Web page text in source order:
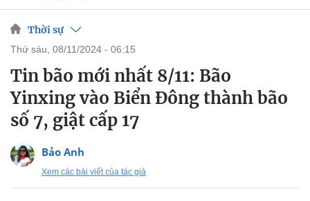
Thời sự
thứ sáu, 08/11/2024 - 06:15
Tin bão mới nhất 8/11: Bão
Yinxing vào Biển Đông thành bão
số 7, giật cấp 17
Bảo Anh
Xem các bài viết của tác giả